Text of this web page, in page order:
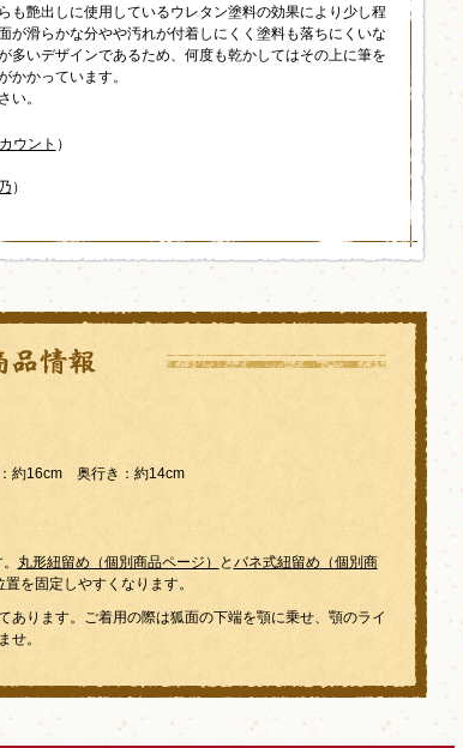
も艶出しに使用しているウレタン塗料の効果により少し程
が滑らかな分やや汚れが付着しにくく塗料も落ちにくいな
多いデザインであるため、何度も乾かしてはその上に筆を
かかっています。
い。
ウント ）
）
約16cm 奥行き：約14cm
丸形紐留め（個別商品ページ） とバネ式紐留め（個別商
を固定しやすくなります。
ります。ご着用の際は狐面の下端を顎に乗せ、顎のライ
せ。